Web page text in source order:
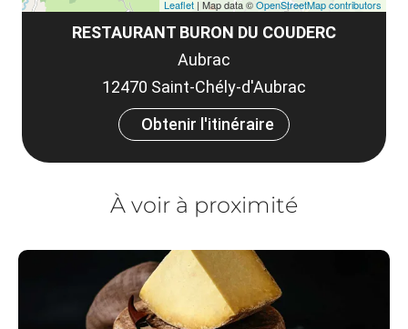
RESTAURANT BURON DU COUDERC
Aubrac
12470 Saint-Chély-d'Aubrac
Obtenir l'itinéraire
Leaflet | Map data ©OpenStreetMap contributors
À voir à proximité